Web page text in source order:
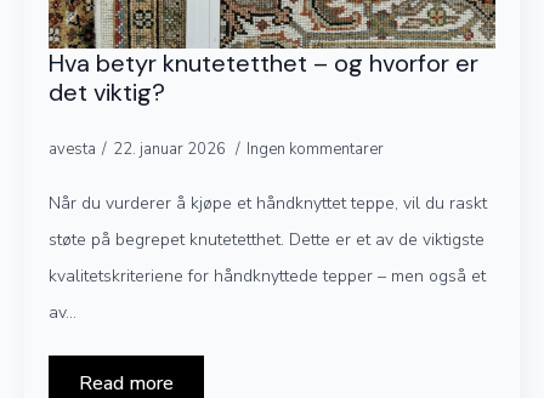
Hva betyr knutetetthet – og hvorfor er
det viktig?
avesta 22. januar 2026 Ingen kommentarer
Når du vurderer å kjøpe et håndknyttet teppe, vil du raskt
støte på begrepet knutetetthet. Dette er et av de viktigste
kvalitetskriteriene for håndknyttede tepper – men også et
av…
Read more